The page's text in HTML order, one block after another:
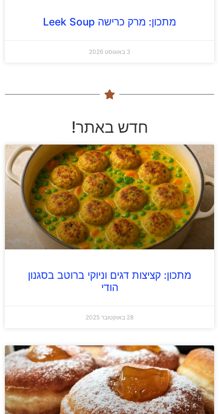
מתכון: מרק כרישה Leek Soup
3 באוגוסט 2026
חדש באתר!
מתכון: קציצות דגים וניוקי ברוטב בסגנון
הודי
28 באוקטובר 2025